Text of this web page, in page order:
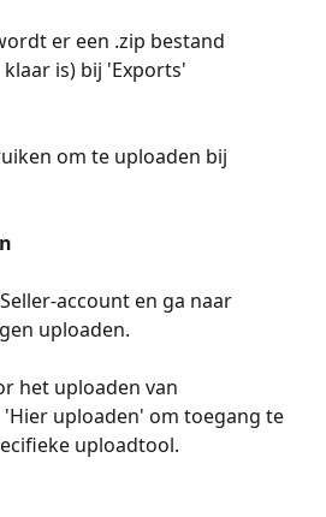
er een .zip bestand
is) bij 'Exports'
om te uploaden bij
account en ga naar
uploaden.
het uploaden van
uploaden' om toegang te
uploadtool.